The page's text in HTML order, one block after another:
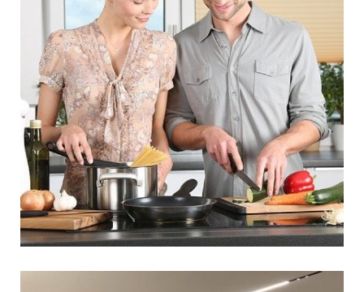
עיצוב מטבח: כך תבחרו
אקססוריז מעוצבים למטבח
אין כמו להיכנס למטבח מעוצב במידות שלכם המאובזר
כמו שצריך לתחילת מלאכת הבישול. עיצוב המטבחים
בשנים האחרונות עבר מהפכה של